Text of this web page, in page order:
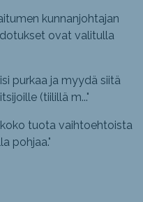
kunnanjohtajan
ovat valitulla
purkaa ja myydä siitä
(tiilillä m..."
tuota vaihtoehtoista
pohjaa."